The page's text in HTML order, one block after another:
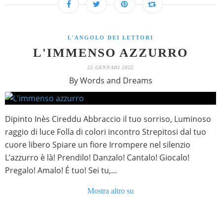
L'ANGOLO DEI LETTORI
L'IMMENSO AZZURRO
22 GENNAIO 2022
By Words and Dreams
Dipinto Inès Cireddu Abbraccio il tuo sorriso, Luminoso
raggio di luce Folla di colori incontro Strepitosi dal tuo
cuore libero Spiare un fiore Irrompere nel silenzio
L’azzurro è là! Prendilo! Danzalo! Cantalo! Giocalo!
Pregalo! Amalo! É tuo! Sei tu,...
Mostra altro su